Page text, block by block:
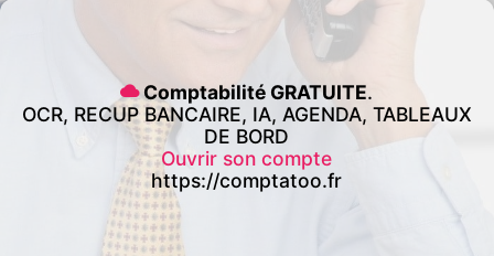
Comptabilité GRATUITE.
OCR, RECUP BANCAIRE, IA, AGENDA, TABLEAUX
DE BORD
Ouvrir son compte
https://comptatoo.fr